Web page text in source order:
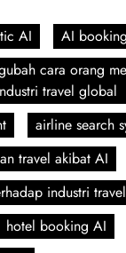
AI
AI booking
cara orang
travel global
airline search
travel akibat AI
industri
hotel booking AI